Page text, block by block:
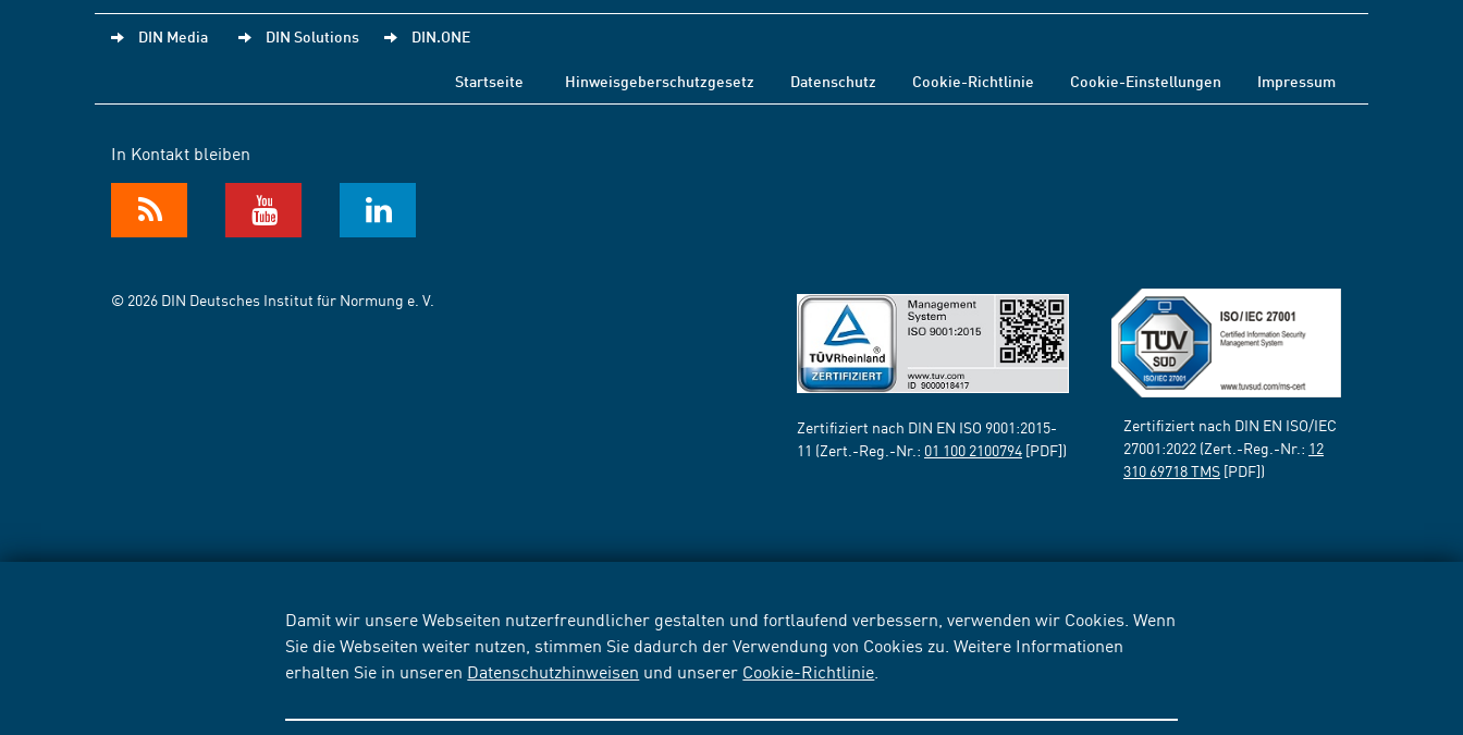
Damit wir unsere Webseiten nutzerfreundlicher gestalten und fortlaufend verbessern, verwenden wir Cookies. Wenn
Sie die Webseiten weiter nutzen, stimmen Sie dadurch der Verwendung von Cookies zu. Weitere Informationen
erhalten Sie in unseren Datenschutzhinweisen und unserer Cookie-Richtlinie
DIN Media DIN Solutions DIN.ONE
Startseite Hinweisgeberschutzgesetz Datenschutz Cookie-Richtlinie Cookie-Einstellungen Impressum
In Kontakt bleiben
© 2026 DIN Deutsches Institut für Normung e. V.
Zertifiziert nach DIN EN ISO 9001:2015-
11 (Zert.-Reg.-Nr.: 01 100 2100794 [PDF])
Zertifiziert nach DIN EN ISO/IEC
27001:2022 (Zert.-Reg.-Nr.: 12
310 69718 TMS [PDF])